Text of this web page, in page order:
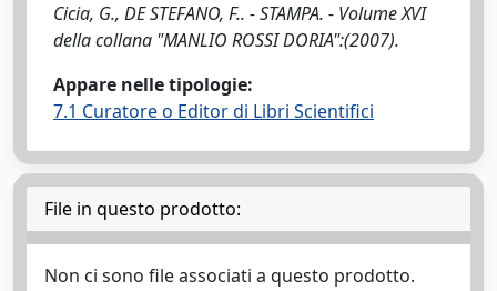
Cicia, G., DE STEFANO, F.. - STAMPA. - Volume XVI
della collana "MANLIO ROSSI DORIA":(2007).
Appare nelle tipologie:
7.1 Curatore o Editor di Libri Scientifici
File in questo prodotto:
Non ci sono file associati a questo prodotto.